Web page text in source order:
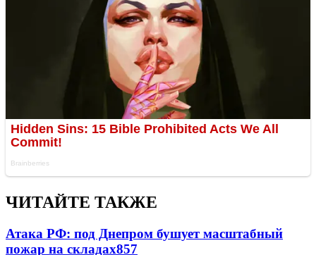
ЧИТАЙТЕ ТАКЖЕ
Атака РФ: под Днепром бушует масштабный
пожар на складах857